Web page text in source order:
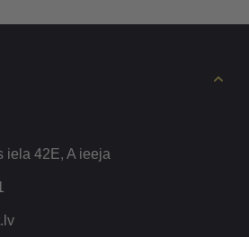
iela 42E, A ieeja